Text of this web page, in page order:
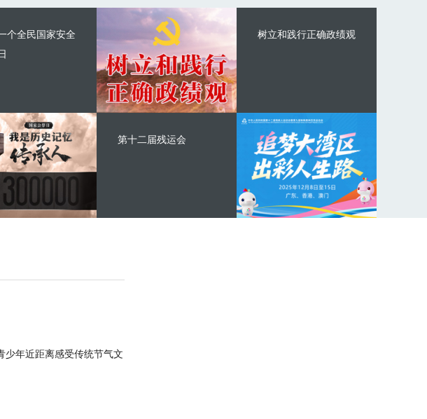
个全民国家安全
树立和践行正确政绩观
第十二届残运会
少年近距离感受传统节气文